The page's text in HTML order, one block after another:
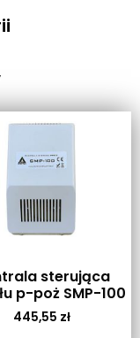
sterująca
p-poż SMP-100
445,55 zł